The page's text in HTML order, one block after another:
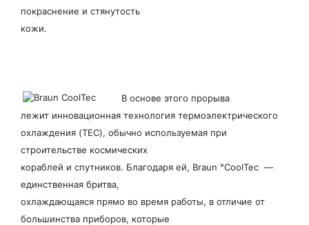
покраснение и стянутость
кожи.
В основе этого прорыва
лежит инновационная технология термоэлектрического
охлаждения (TEC), обычно используемая при
строительстве космических
кораблей и спутников. Благодаря ей, Braun °CoolTec —
единственная бритва,
охлаждающаяся прямо во время работы, в отличие от
большинства приборов, которые